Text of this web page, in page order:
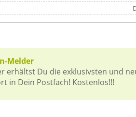
Melder
erhältst Du die exklusivsten und
in Dein Postfach! Kostenlos!!!